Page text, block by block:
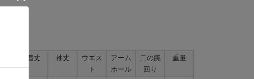
着丈 袖丈
ウエス
ト
アーム
ホール
二の腕
回り
重量